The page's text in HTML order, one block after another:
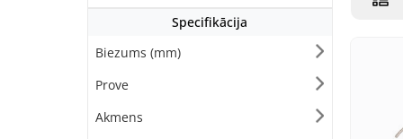
Specifikācija
Biezums (mm)
Prove
Akmens